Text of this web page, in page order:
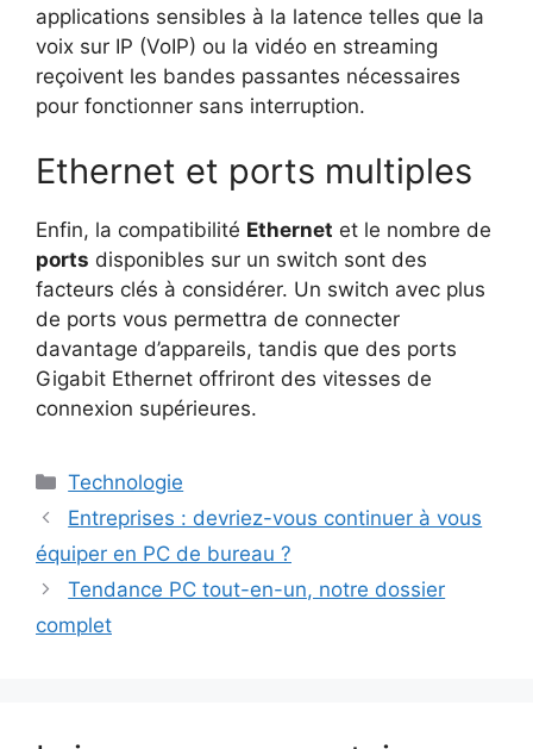
applications sensibles à la latence telles que la
voix sur IP (VoIP) ou la vidéo en streaming
reçoivent les bandes passantes nécessaires
pour fonctionner sans interruption.
Ethernet et ports multiples
Enfin, la compatibilité Ethernet et le nombre de
ports disponibles sur un switch sont des
facteurs clés à considérer. Un switch avec plus
de ports vous permettra de connecter
davantage d’appareils, tandis que des ports
Gigabit Ethernet offriront des vitesses de
connexion supérieures.
Catégories
Technologie
Entreprises : devriez-vous continuer à vous
équiper en PC de bureau ?
Tendance PC tout-en-un, notre dossier
complet